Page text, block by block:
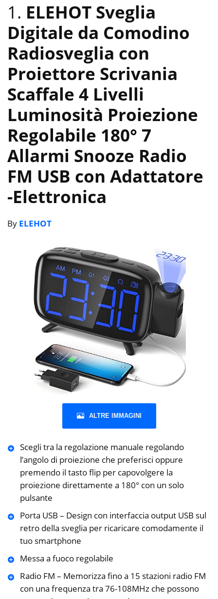
1. ELEHOT Sveglia
Digitale da Comodino
Radiosveglia con
Proiettore Scrivania
Scaffale 4 Livelli
Luminosità Proiezione
Regolabile 180° 7
Allarmi Snooze Radio
FM USB con Adattatore
-Elettronica
By ELEHOT
ALTRE IMMAGINI
Scegli tra la regolazione manuale regolando
l’angolo di proiezione che preferisci oppure
premendo il tasto flip per capovolgere la
proiezione direttamente a 180° con un solo
pulsante
Porta USB – Design con interfaccia output USB sul
retro della sveglia per ricaricare comodamente il
tuo smartphone
Messa a fuoco regolabile
Radio FM – Memorizza fino a 15 stazioni radio FM
con una frequenza tra 76-108MHz che possono